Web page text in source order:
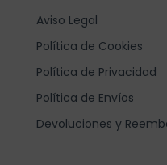
Aviso Legal
Política de Cookies
Política de Privacidad
Política de Envíos
Devoluciones y